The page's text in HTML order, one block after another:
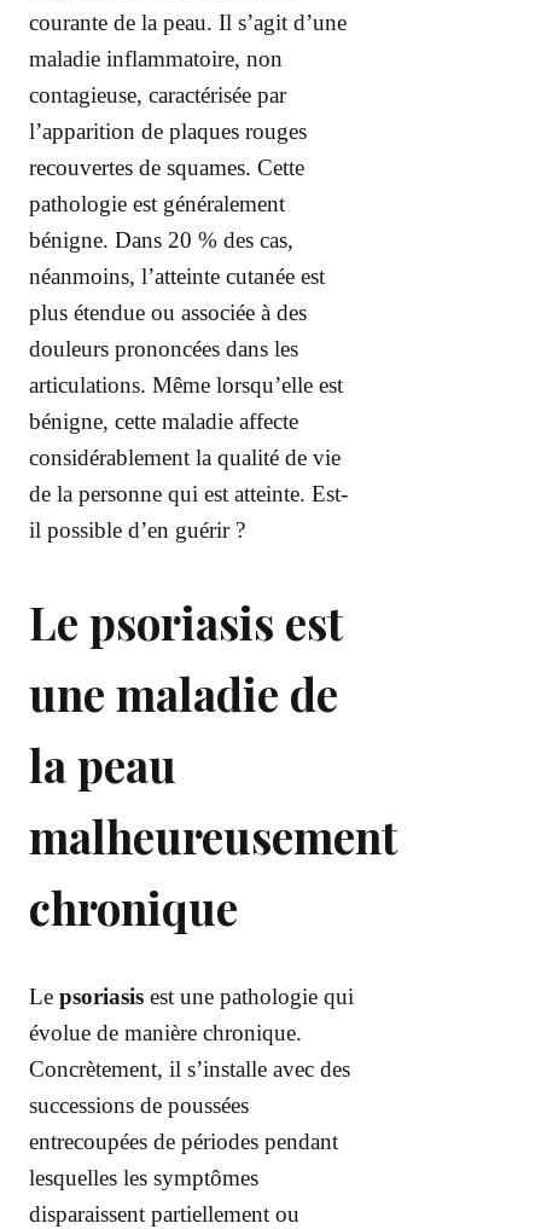
courante de la peau. Il s’agit d’une
maladie inflammatoire, non
contagieuse, caractérisée par
l’apparition de plaques rouges
recouvertes de squames. Cette
pathologie est généralement
bénigne. Dans 20 % des cas,
néanmoins, l’atteinte cutanée est
plus étendue ou associée à des
douleurs prononcées dans les
articulations. Même lorsqu’elle est
bénigne, cette maladie affecte
considérablement la qualité de vie
de la personne qui est atteinte. Est-
il possible d’en guérir ?
Le psoriasis est
une maladie de
la peau
malheureusement
chronique
Le psoriasis est une pathologie qui
évolue de manière chronique.
Concrètement, il s’installe avec des
successions de poussées
entrecoupées de périodes pendant
lesquelles les symptômes
disparaissent partiellement ou